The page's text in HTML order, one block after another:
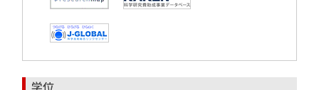
学位